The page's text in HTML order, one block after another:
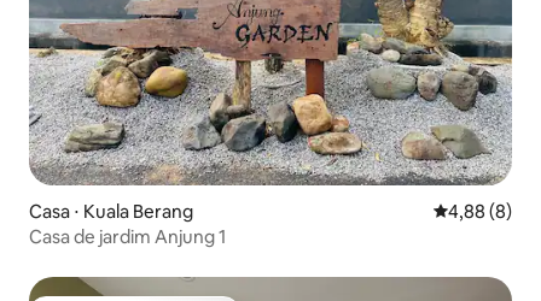
Casa ⋅ Kuala Berang 4,88 de uma
4,88 (8)
Casa de jardim Anjung 1